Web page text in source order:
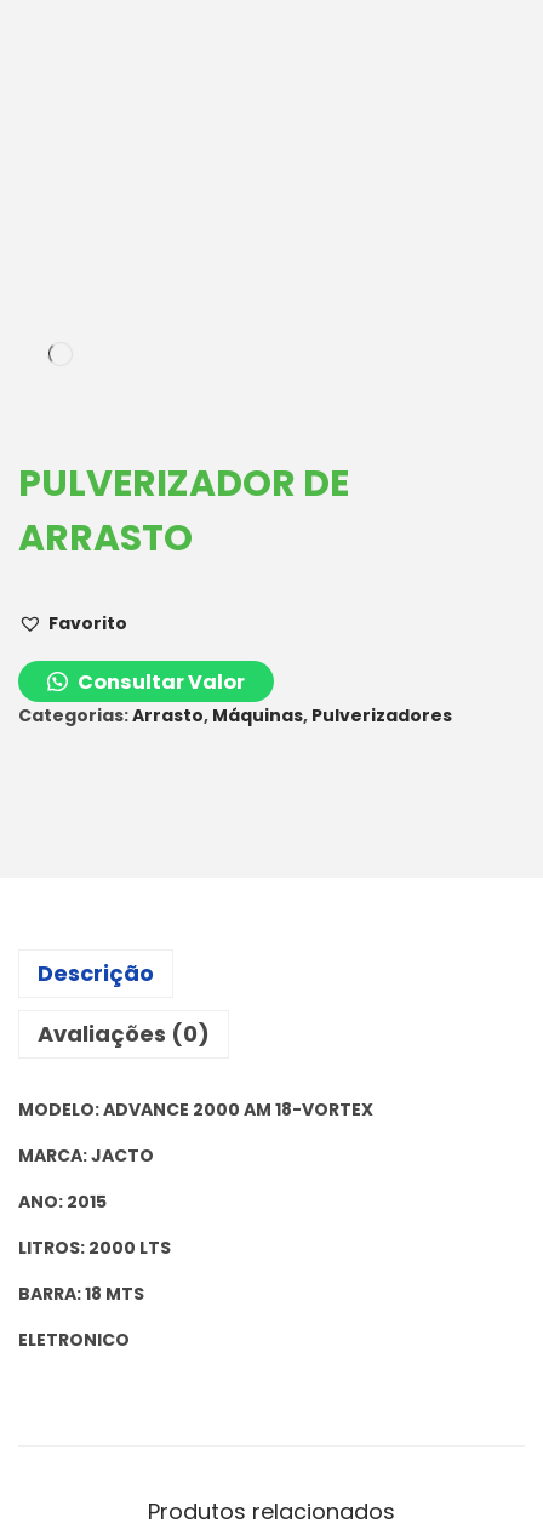
PULVERIZADOR DE
ARRASTO
Favorito
Consultar Valor
Categorias:Arrasto, Máquinas, Pulverizadores
Descrição
Avaliações (0)
MODELO: ADVANCE 2000 AM 18-VORTEX
MARCA: JACTO
ANO: 2015
LITROS: 2000 LTS
BARRA: 18 MTS
ELETRONICO
Produtos relacionados